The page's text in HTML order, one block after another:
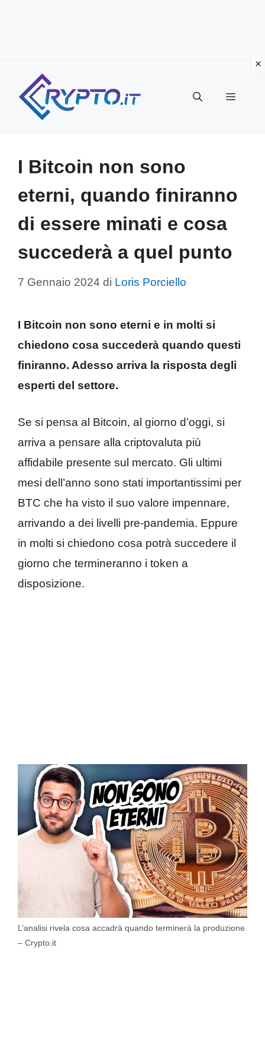
contenuto
Menu
I Bitcoin non sono
eterni, quando finiranno
di essere minati e cosa
succederà a quel punto
7 Gennaio 2024 di Loris Porciello
I Bitcoin non sono eterni e in molti si
chiedono cosa succederà quando questi
finiranno. Adesso arriva la risposta degli
esperti del settore.
Se si pensa al Bitcoin, al giorno d’oggi, si
arriva a pensare alla criptovaluta più
affidabile presente sul mercato. Gli ultimi
mesi dell’anno sono stati importantissimi per
BTC che ha visto il suo valore impennare,
arrivando a dei livelli pre-pandemia. Eppure
in molti si chiedono cosa potrà succedere il
giorno che termineranno i token a
disposizione.
L’analisi rivela cosa accadrà quando terminerà la produzione
– Crypto.it